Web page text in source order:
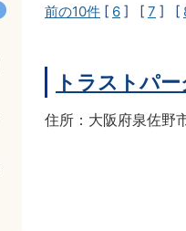
前の10件 [ 6 ] [ 7 ] [
トラストパ
住所：大阪府泉佐野